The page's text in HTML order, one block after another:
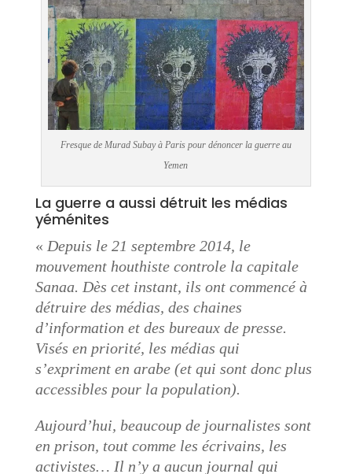
Fresque de Murad Subay à Paris pour dénoncer la guerre au
Yemen
La guerre a aussi détruit les médias
yéménites
« Depuis le 21 septembre 2014, le
mouvement houthiste controle la capitale
Sanaa. Dès cet instant, ils ont commencé à
détruire des médias, des chaines
d’information et des bureaux de presse.
Visés en priorité, les médias qui
s’expriment en arabe (et qui sont donc plus
accessibles pour la population).
Aujourd’hui, beaucoup de journalistes sont
en prison, tout comme les écrivains, les
activistes… Il n’y a aucun journal qui